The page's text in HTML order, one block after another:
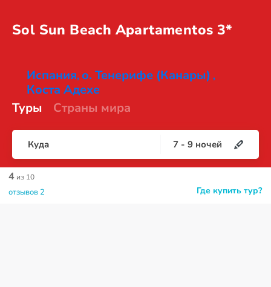
Sol Sun Beach Apartamentos 3*
Испания, о. Тенерифе (Канары) ,
Коста Адехе
Туры
Страны мира
Куда 7 - 9 ночей
Где купить тур?
4 из 10
отзывов 2